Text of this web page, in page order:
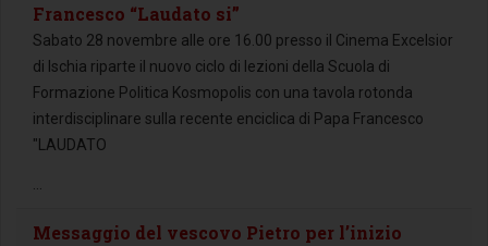
Francesco “Laudato si”
Sabato 28 novembre alle ore 16.00 presso il Cinema Excelsior
di Ischia riparte il nuovo ciclo di lezioni della Scuola di
Formazione Politica Kosmopolis con una tavola rotonda
interdisciplinare sulla recente enciclica di Papa Francesco
"LAUDATO
Messaggio del vescovo Pietro per l’inizio